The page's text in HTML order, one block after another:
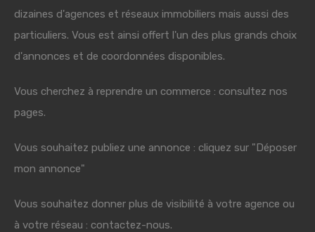
dizaines d'agences et réseaux immobiliers mais aussi des
particuliers. Vous est ainsi offert l'un des plus grands choix
d'annonces et de coordonnées disponibles.
Vous cherchez à reprendre un commerce : consultez nos
pages.
Vous souhaitez publiez une annonce : cliquez sur "Déposer
mon annonce"
Vous souhaitez donner plus de visibilité à votre agence ou
à votre réseau : contactez-nous.